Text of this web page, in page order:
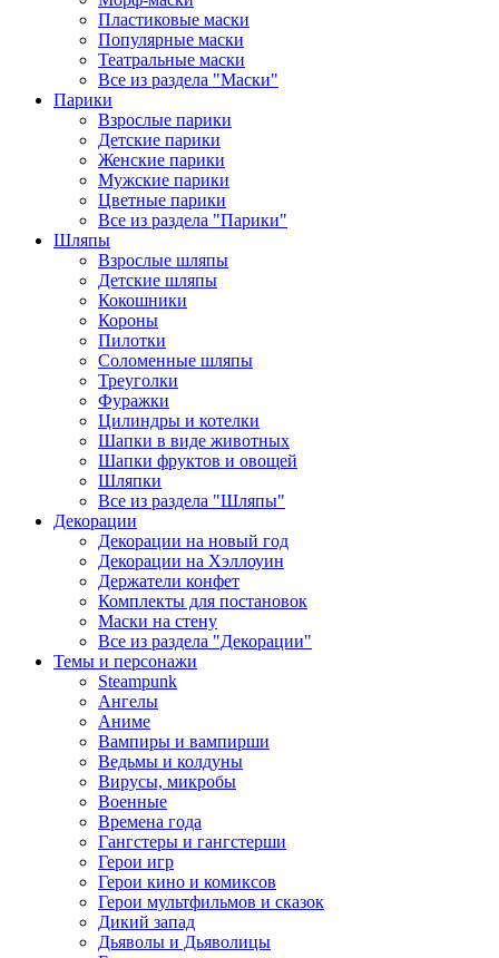
Пластиковые маски
Популярные маски
Театральные маски
Все из раздела "Маски"
Парики
Взрослые парики
Детские парики
Женские парики
Мужские парики
Цветные парики
Все из раздела "Парики"
Шляпы
Взрослые шляпы
Детские шляпы
Кокошники
Короны
Пилотки
Соломенные шляпы
Треуголки
Фуражки
Цилиндры и котелки
Шапки в виде животных
Шапки фруктов и овощей
Шляпки
Все из раздела "Шляпы"
Декорации
Декорации на новый год
Декорации на Хэллоуин
Держатели конфет
Комплекты для постановок
Маски на стену
Все из раздела "Декорации"
Темы и персонажи
Steampunk
Ангелы
Аниме
Вампиры и вампирши
Ведьмы и колдуны
Вирусы, микробы
Военные
Времена года
Гангстеры и гангстерши
Герои игр
Герои кино и комиксов
Герои мультфильмов и сказок
Дикий запад
Дьяволы и Дьяволицы